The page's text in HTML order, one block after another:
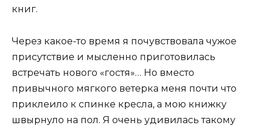
книг.
Через какое-то время я почувствовала чужое
присутствие и мысленно приготовилась
встречать нового «гостя»… Но вместо
привычного мягкого ветерка меня почти что
приклеило к спинке кресла, а мою книжку
швырнуло на пол. Я очень удивилась такому